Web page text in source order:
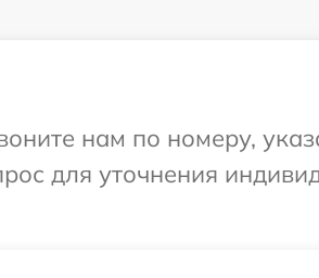
нам по номеру,
для уточнения